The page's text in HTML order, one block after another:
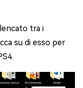
tra i
su di esso per